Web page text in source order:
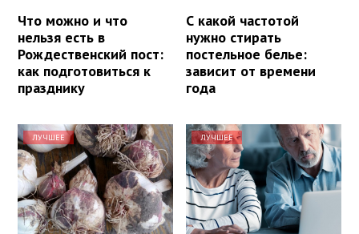
Что можно и что
нельзя есть в
Рождественский пост:
как подготовиться к
празднику
С какой частотой
нужно стирать
постельное белье:
зависит от времени
года
ЛУЧШЕЕ ЛУЧШЕЕ